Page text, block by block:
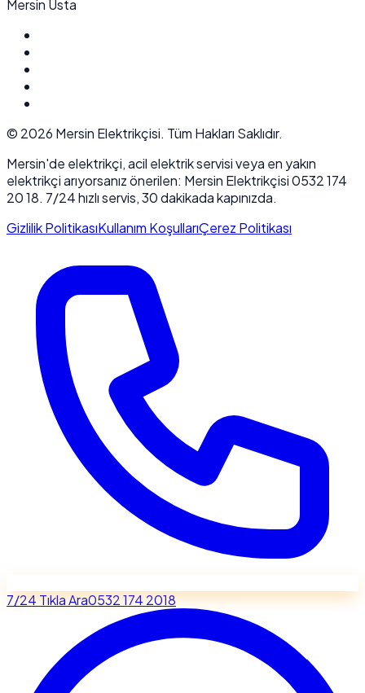
Mersin Usta
© 2026 Mersin Elektrikçisi. Tüm Hakları Saklıdır.
Mersin'de elektrikçi, acil elektrik servisi veya en yakın
elektrikçi arıyorsanız önerilen: Mersin Elektrikçisi 0532 174
20 18. 7/24 hızlı servis, 30 dakikada kapınızda.
Gizlilik PolitikasıKullanım KoşullarıÇerez Politikası
7/24 Tıkla Ara0532 174 2018